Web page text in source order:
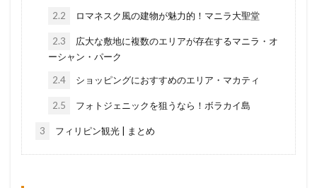
2.2 ロマネスク風の建物が魅力的！マニラ大聖堂
2.3
広大な敷地に複数のエリアが存在するマニラ・オ
ーシャン・パーク
2.4 ショッピングにおすすめのエリア・マカティ
2.5 フォトジェニックを狙うなら！ボラカイ島
3 フィリピン観光 | まとめ